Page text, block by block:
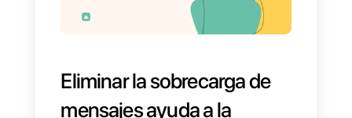
intervención de un agente. Esto
importante de trabajo durante
intercambio de mensajes.